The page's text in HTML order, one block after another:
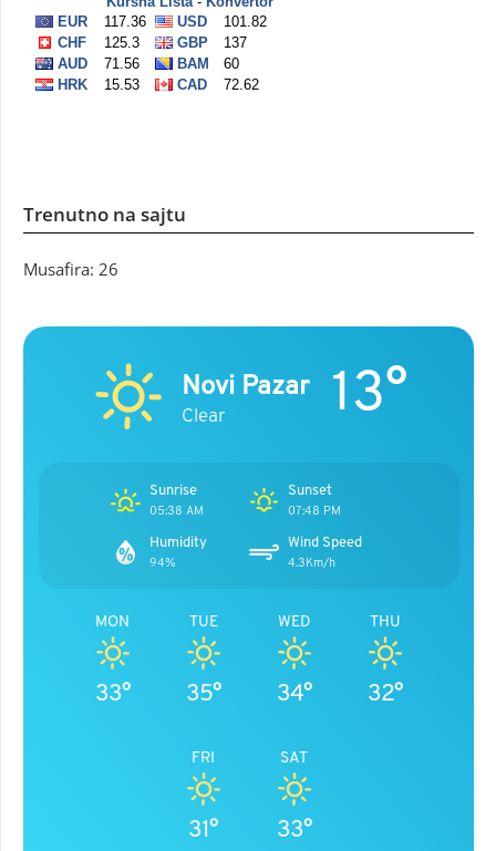
Trenutno na sajtu
Musafira: 26
Novi Pazar
Clear 13°
Sunrise
05:38 AM
Sunset
07:48 PM
Humidity
94%
Wind Speed
4.3Km/h
MON
33°
TUE
35°
WED
34°
THU
32°
FRI
31°
SAT
33°